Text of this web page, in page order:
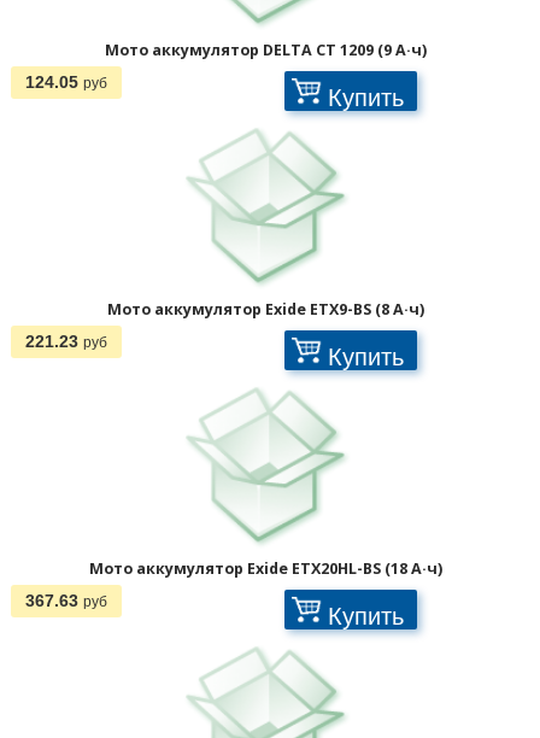
Мото аккумулятор DELTA CT 1209 (9 А·ч)
124.05 руб Купить
Мото аккумулятор Exide ETX9-BS (8 А·ч)
221.23 руб Купить
Мото аккумулятор Exide ETX20HL-BS (18 А·ч)
367.63 руб Купить
Отображать по:
Страницы: